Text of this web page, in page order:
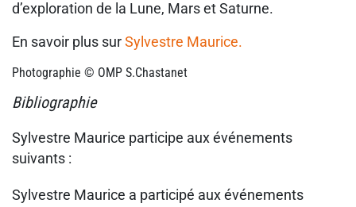
d’exploration de la Lune, Mars et Saturne.
En savoir plus sur Sylvestre Maurice.
Photographie © OMP S.Chastanet
Bibliographie
Sylvestre Maurice participe aux événements
suivants :
Sylvestre Maurice a participé aux événements